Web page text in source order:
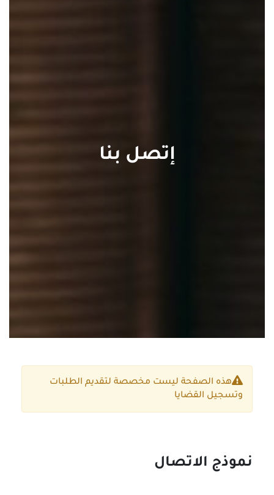
إتصل بنا
هذه الصفحة ليست مخصصة لتقديم الطلبات
وتسجيل القضايا
نموذج الاتصال